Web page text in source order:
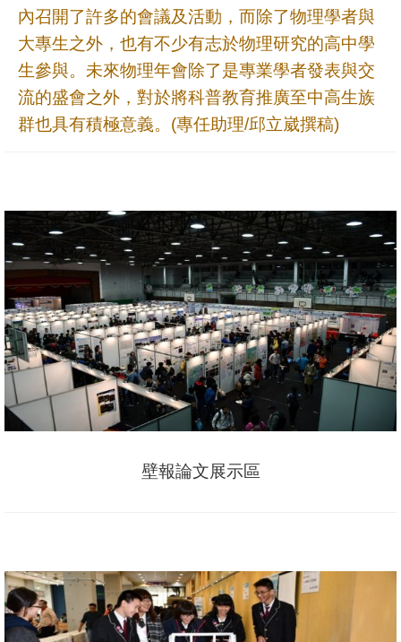
內召開了許多的會議及活動，而除了物理學者與
大專生之外，也有不少有志於物理研究的高中學
生參與。未來物理年會除了是專業學者發表與交
流的盛會之外，對於將科普教育推廣至中高生族
群也具有積極意義。(專任助理/邱立崴撰稿)
壁報論文展示區